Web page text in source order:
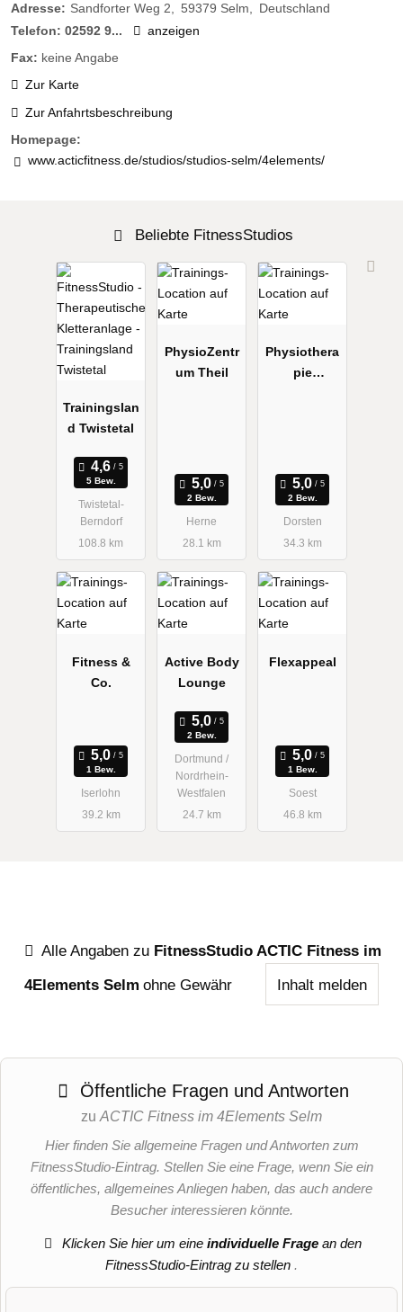
Adresse: Sandforter Weg 2 59379 Selm
Deutschland
Telefon: 02592 9...
anzeigen
Fax: keine Angabe
Zur Karte
Zur Anfahrtsbeschreibung
Homepage:
www.acticfitness.de/studios/studios-selm/4elements/
Beliebte FitnessStudios
Trainingslan
d Twistetal
5 Bew.
Twistetal-
Berndorf
108.8 km
PhysioZentr
um Theil
2 Bew.
Herne
28.1 km
Physiothera
pie
2 Bew.
Dorsten
34.3 km
Fitness &
Co.
1 Bew.
Iserlohn
39.2 km
Active Body
Lounge
2 Bew.
Dortmund /
Nordrhein-
Westfalen
24.7 km
Flexappeal
1 Bew.
Soest
46.8 km
Alle Angaben zu FitnessStudio ACTIC Fitness im
4Elements Selm ohne Gewähr Inhalt melden
Öffentliche Fragen und Antworten
zu ACTIC Fitness im 4Elements Selm
Hier finden Sie allgemeine Fragen und Antworten zum
FitnessStudio-Eintrag. Stellen Sie eine Frage, wenn Sie ein
öffentliches, allgemeines Anliegen haben, das auch andere
Besucher interessieren könnte.
Klicken Sie hier um eineindividuelle Frage an den
FitnessStudio-Eintrag zu stellen .